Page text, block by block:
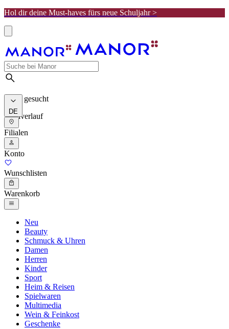
Hol dir deine Must-haves fürs neue Schuljahr >
Meist gesucht
Suchverlauf
DE
Filialen
Konto
Wunschlisten
Warenkorb
Neu
Beauty
Schmuck & Uhren
Damen
Herren
Kinder
Sport
Heim & Reisen
Spielwaren
Multimedia
Wein & Feinkost
Geschenke